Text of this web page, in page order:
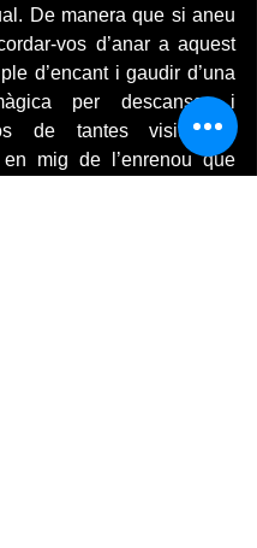
De manera que si aneu
vos d’anar a aquest
d’encant i gaudir d’una
per descansar i
de tantes visites a
en mig de l’enrenou que